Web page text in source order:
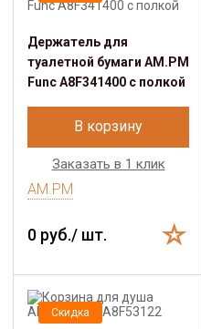
Держатель для
туалетной бумаги AM.PM
Func A8F341400 с полкой
В корзину
Заказать в 1 клик
AM.PM
0 руб./ шт.
Скидка